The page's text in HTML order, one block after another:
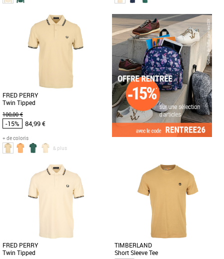
Vêtements pas cher et Promos
Vêtements
La veste Fred Perry Contrast Tape
Track Jacket combine style sportif et
confort optimal pour affronter [...]
S M L XL
Vêtements pas cher et Promos
Vêtements
Le Fred Perry Contrast Tape Ringer est
un t-shirt masculin alliant style et
confort, idéal pour la saison [...]
FRED PERRY
Twin Tipped
100,00 €
-15% 84,99 €
+ de coloris
& plus
Vêtements pas cher et Promos
Vêtements
Découvrez le polo Fred Perry Twin
Tipped, un incontournable de la mode
FRED PERRY
Twin Tipped
TIMBERLAND
Short Sleeve Tee